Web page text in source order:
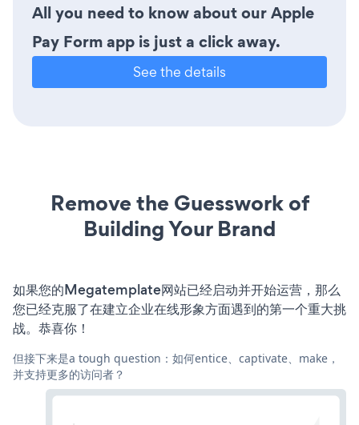
All you need to know about our Apple
Pay Form app is just a click away.
See the details
Remove the Guesswork of
Building Your Brand
如果您的Megatemplate网站已经启动并开始运营，那么
您已经克服了在建立企业在线形象方面遇到的第一个重大挑
战。恭喜你！
但接下来是a tough question：如何entice、captivate、make，
并支持更多的访问者？